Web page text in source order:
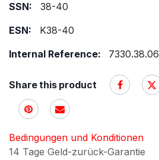
SSN:
38-40
ESN:
K38-40
Internal Reference:
7330.38.06
Share this product
Bedingungen und Konditionen
14 Tage Geld-zurück-Garantie